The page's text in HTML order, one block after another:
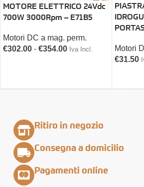
MOTORE ELETTRICO 24Vdc
700W 3000Rpm – E71B5
Motori DC a mag. perm.
€302.00 - €354.00 Iva Incl.
Motori
€31.50
Ritiro in negozio
Consegna a domicilio
Pagamenti online